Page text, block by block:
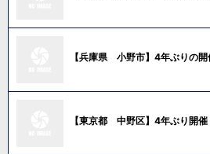
【兵庫県 小野市】4年ぶりの
【東京都 中野区】4年ぶり開